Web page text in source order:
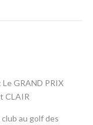
GRAND PRIX
CLAIR
au golf des